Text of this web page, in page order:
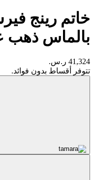
خاتم رينج
بالماس ذهب
41,324 ر.س.
تتوفر أقساط بدون فوائد.